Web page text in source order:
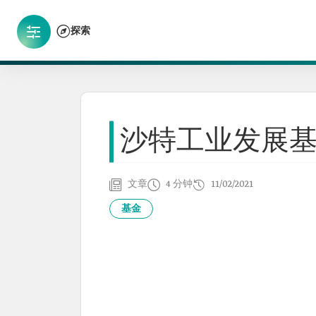
探索
沙特工业发展
文章 4 分钟 11/02/2021
基金